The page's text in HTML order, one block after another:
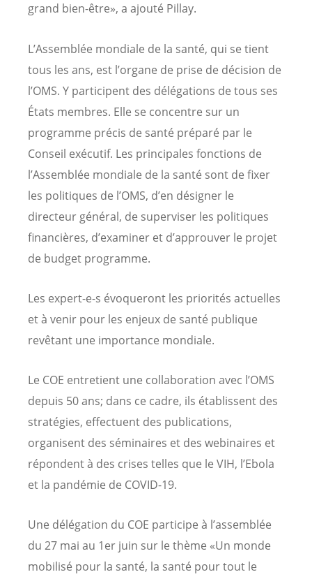
grand bien-être», a ajouté Pillay.
L’Assemblée mondiale de la santé, qui se tient
tous les ans, est l’organe de prise de décision de
l’OMS. Y participent des délégations de tous ses
États membres. Elle se concentre sur un
programme précis de santé préparé par le
Conseil exécutif. Les principales fonctions de
l’Assemblée mondiale de la santé sont de fixer
les politiques de l’OMS, d’en désigner le
directeur général, de superviser les politiques
financières, d’examiner et d’approuver le projet
de budget programme.
Les expert-e-s évoqueront les priorités actuelles
et à venir pour les enjeux de santé publique
revêtant une importance mondiale.
Le COE entretient une collaboration avec l’OMS
depuis 50 ans; dans ce cadre, ils établissent des
stratégies, effectuent des publications,
organisent des séminaires et des webinaires et
répondent à des crises telles que le VIH, l’Ebola
et la pandémie de COVID-19.
Une délégation du COE participe à l’assemblée
du 27 mai au 1er juin sur le thème «Un monde
mobilisé pour la santé, la santé pour tout le